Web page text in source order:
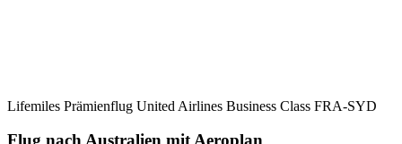
Lifemiles Prämienflug United Airlines Business Class FRA-SYD